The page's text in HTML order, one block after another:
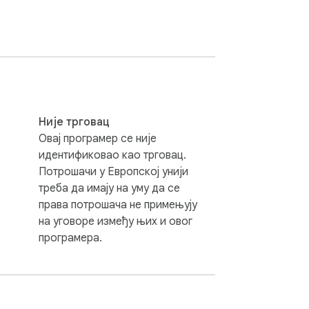
trenutnu stranicu i zadržite njen
dokumenta i zadržati svoj sadržaj
da konvertujete sliku u pdf ili kako da
sačuvaj jpg, konverter slika i png u
Није трговац
Овај програмер се није
идентификовао као трговац.
Потрошачи у Европској унији
треба да имају на уму да се
права потрошача не примењују
на уговоре између њих и овог
програмера.